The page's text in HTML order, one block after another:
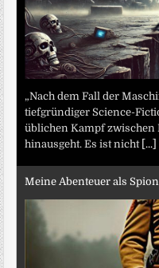
„Nach dem Fall der
tiefgründiger Science-
üblichen Kampf zwischen
hinausgeht. Es ist nicht [...]
Meine Abenteuer als Spion